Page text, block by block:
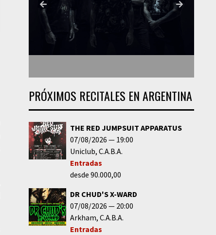
PRÓXIMOS RECITALES EN ARGENTINA
THE RED JUMPSUIT APPARATUS
07/08/2026
19:00
Uniclub C.A.B.A.
Entradas
desde 90.000,00
DR CHUD'S X-WARD
07/08/2026
20:00
Arkham C.A.B.A.
Entradas